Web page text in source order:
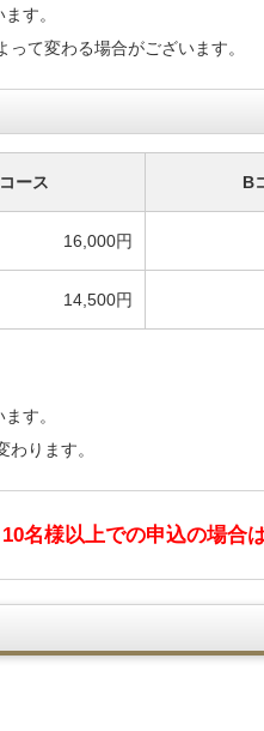
す。
て変わる場合がございます。
ース B
16,000円
14,500円
す。
ります。
名様以上での申込の場合